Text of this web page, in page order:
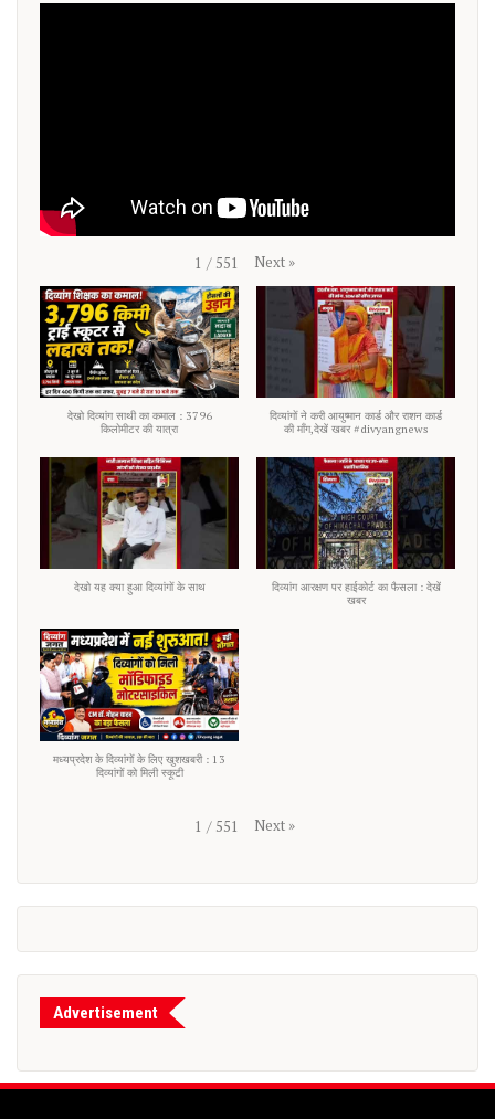
1 / 551 Next »
देखो दिव्यांग साथी का कमाल : 3796
किलोमीटर की यात्रा
दिव्यांगों ने करी आयुष्मान कार्ड और राशन कार्ड
की माँग,देखें खबर #divyangnews
देखो यह क्या हुआ दिव्यांगों के साथ
दिव्यांग आरक्षण पर हाईकोर्ट का फैसला : देखें
खबर
मध्यप्रदेश के दिव्यांगों के लिए खुशखबरी : 13
दिव्यांगों को मिली स्कूटी
1 / 551 Next »
Advertisement